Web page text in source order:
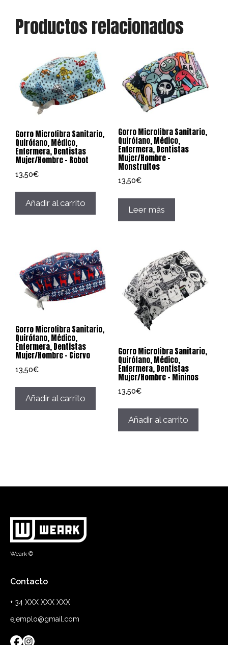
Productos relacionados
Gorro Microfibra Sanitario,
Quirófano, Médico,
Enfermera, Dentistas
Mujer/Hombre – Robot
13,50€
Añadir al carrito
Gorro Microfibra Sanitario,
Quirófano, Médico,
Enfermera, Dentistas
Mujer/Hombre –
Monstruitos
13,50€
Leer más
Gorro Microfibra Sanitario,
Quirófano, Médico,
Enfermera, Dentistas
Mujer/Hombre – Ciervo
13,50€
Añadir al carrito
Gorro Microfibra Sanitario,
Quirófano, Médico,
Enfermera, Dentistas
Mujer/Hombre – Mininos
13,50€
Añadir al carrito
Weark ©
Contacto
+ 34 XXX XXX XXX
ejemplo@gmail.com